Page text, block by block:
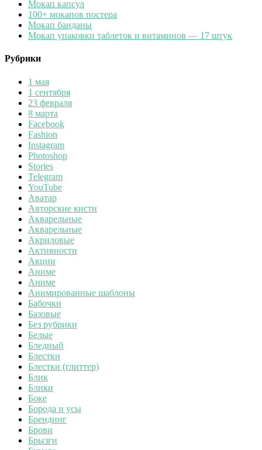
Мокап капсул
100+ мокапов постера
Мокап банданы
Мокап упаковки таблеток и витаминов — 17 штук
Рубрики
1 мая
1 сентября
23 февраля
8 марта
Facebook
Fashion
Instagram
Photoshop
Stories
Telegram
YouTube
Аватар
Авторские кисти
Акварельные
Акварельные
Акриловые
Активности
Акции
Аниме
Аниме
Анимированные шаблоны
Бабочки
Базовые
Без рубрики
Белые
Бледный
Блестки
Блестки (глиттер)
Блик
Блики
Боке
Борода и усы
Брендинг
Брови
Брызги